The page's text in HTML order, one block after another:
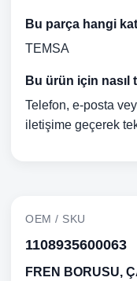
Bu parça hangi
TEMSA
Bu ürün için nasıl
Telefon, e-posta
iletişime geçerek
OEM / SKU
1108935600063
FREN BORUSU,